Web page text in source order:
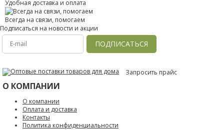
Удобная доставка и оплата
Всегда на связи, помогаем
Подписаться на новости и акции
ПОДПИСАТЬСЯ
Запросить прайс
О КОМПАНИИ
О компании
Оплата и доставка
Контакты
Политика конфиденциальности